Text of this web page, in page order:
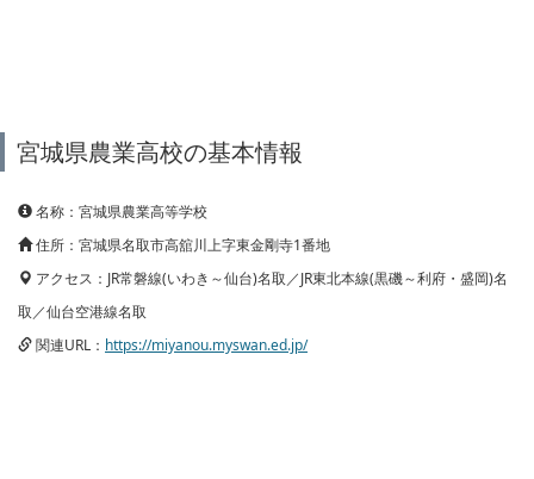
宮城県農業高校の基本情報
名称：宮城県農業高等学校
住所：宮城県名取市高舘川上字東金剛寺1番地
アクセス：JR常磐線(いわき～仙台)名取／JR東北本線(黒磯～利府・盛岡)名
取／仙台空港線名取
関連URL： https://miyanou.myswan.ed.jp/